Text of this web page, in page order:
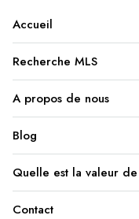
Accueil
Recherche MLS
A propos de nous
Blog
Quelle est la valeur
Contact